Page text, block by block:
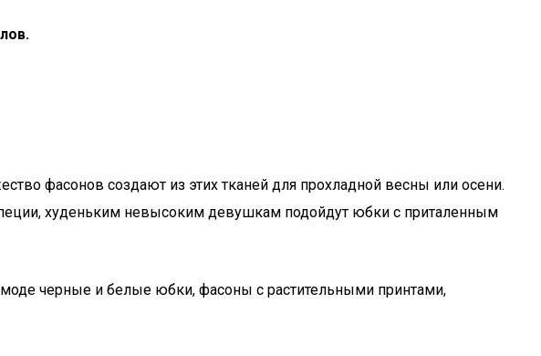
фасонов создают из этих тканей для прохладной весны или осени.
худеньким невысоким девушкам подойдут юбки с приталенным
моде черные и белые юбки, фасоны с растительными принтами,